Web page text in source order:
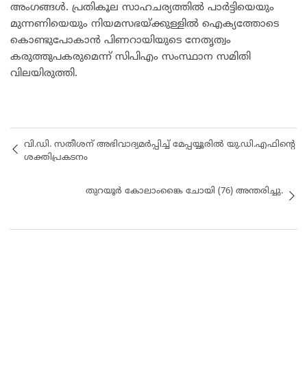
അംഗങ്ങൾ. പ്രതികൂല സാഹചര്യത്തിൽ പാർട്ടിയെയും
മുന്നണിയെയും നിയമസഭയ്ക്കുള്ളിൽ ഐക്യത്തോടെ
കൊണ്ടുപോകാൻ പിണറായിയുടെ നേതൃത്വം
കരുത്തുപകരുമെന്ന് സിപിഎം സംസ്ഥാന സമിതി
വിലയിരുത്തി.
വി.ഡി. സതീശന് അഭിവാദ്യമർപ്പിച്ച് മേപ്പയ്യൂരിൽ യു.ഡി.എഫിന്റെ
ശക്തിപ്രകടനം
തുറയൂർ കോലാംങ്കൈ ചോയി (76) അന്തരിച്ചു.